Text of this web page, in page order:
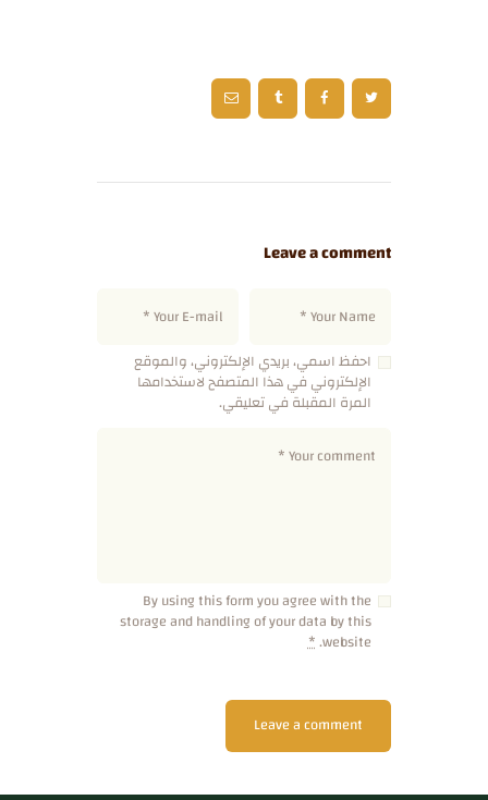
Leave a comment
احفظ اسمي، بريدي الإلكتروني، والموقع
الإلكتروني في هذا المتصفح لاستخدامها
المرة المقبلة في تعليقي.
By using this form you agree with the
storage and handling of your data by this
website.
*